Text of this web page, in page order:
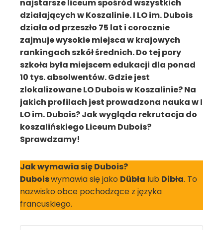
najstarsze liceum spośród wszystkich
działających w Koszalinie. I LO im. Dubois
działa od przeszło 75 lat i corocznie
zajmuje wysokie miejsca w krajowych
rankingach szkół średnich. Do tej pory
szkoła była miejscem edukacji dla ponad
10 tys. absolwentów. Gdzie jest
zlokalizowane LO Dubois w Koszalinie? Na
jakich profilach jest prowadzona nauka w I
LO im. Dubois? Jak wygląda rekrutacja do
koszalińskiego Liceum Dubois?
Sprawdzamy!
Jak wymawia się Dubois?
Duboiswymawia się jako Dübła lub Dibła. To
nazwisko obce pochodzące z języka
francuskiego.